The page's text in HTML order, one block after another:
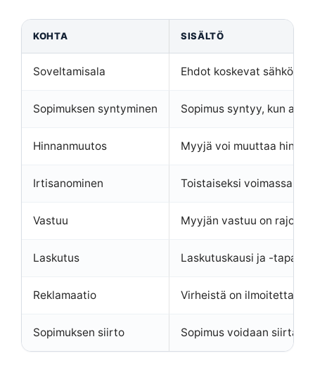
KOHTA SISÄLTÖ
Soveltamisala Ehdot koskevat sähkön
Sopimuksen syntyminen Sopimus syntyy, kun
Hinnanmuutos Myyjä voi muuttaa
Irtisanominen Toistaiseksi voimassa
Vastuu Myyjän vastuu on
Laskutus Laskutuskausi ja -tapa
Reklamaatio Virheistä on ilmoitettava
Sopimuksen siirto Sopimus voidaan siirtää